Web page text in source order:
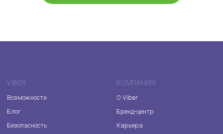
VIBER
Возможности
Блог
Безопасность
КОМПАНИЯ
О Viber
Бренд-центр
Карьера